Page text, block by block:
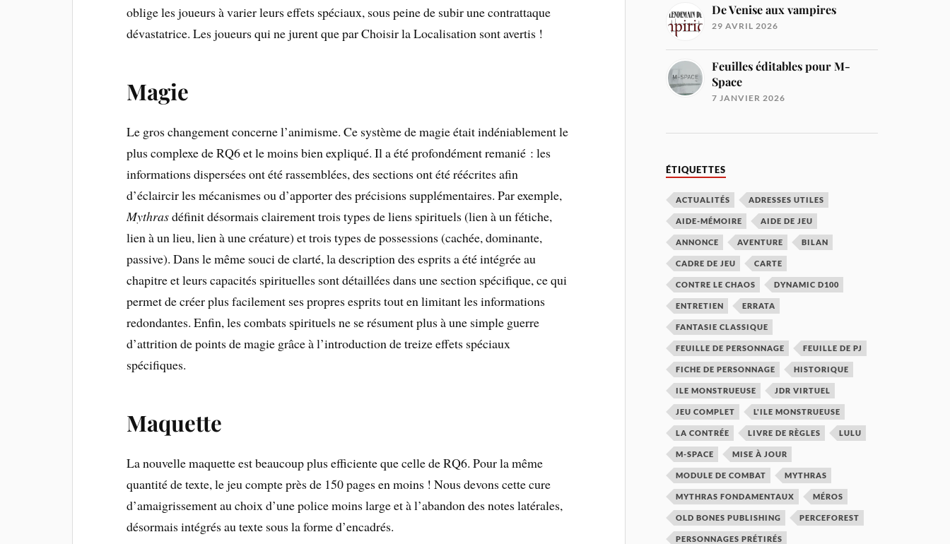
oblige les joueurs à varier leurs effets spéciaux, sous peine de subir une contrattaque
dévastatrice. Les joueurs qui ne jurent que par Choisir la Localisation sont avertis !
Magie
Le gros changement concerne l’animisme. Ce système de magie était indéniablement le
plus complexe de RQ6 et le moins bien expliqué. Il a été profondément remanié : les
informations dispersées ont été rassemblées, des sections ont été réécrites afin
d’éclaircir les mécanismes ou d’apporter des précisions supplémentaires. Par exemple,
Mythrasdéfinit désormais clairement trois types de liens spirituels (lien à un fétiche,
lien à un lieu, lien à une créature) et trois types de possessions (cachée, dominante,
passive). Dans le même souci de clarté, la description des esprits a été intégrée au
chapitre et leurs capacités spirituelles sont détaillées dans une section spécifique, ce qui
permet de créer plus facilement ses propres esprits tout en limitant les informations
redondantes. Enfin, les combats spirituels ne se résument plus à une simple guerre
d’attrition de points de magie grâce à l’introduction de treize effets spéciaux
spécifiques.
Maquette
La nouvelle maquette est beaucoup plus efficiente que celle de RQ6. Pour la même
quantité de texte, le jeu compte près de 150 pages en moins ! Nous devons cette cure
d’amaigrissement au choix d’une police moins large et à l’abandon des notes latérales,
désormais intégrés au texte sous la forme d’encadrés.
De Venise aux vampires
29 AVRIL 2026
Feuilles éditables pour M-
Space
7 JANVIER 2026
ÉTIQUETTES
ACTUALITÉS ADRESSES UTILES
AIDE-MÉMOIRE AIDE DE JEU
ANNONCE AVENTURE BILAN
CADRE DE JEU CARTE
CONTRE LE CHAOS DYNAMIC D100
ENTRETIEN ERRATA
FANTASIE CLASSIQUE
FEUILLE DE PERSONNAGE FEUILLE DE PJ
FICHE DE PERSONNAGE HISTORIQUE
ILE MONSTRUEUSE JDR VIRTUEL
JEU COMPLET L'ILE MONSTRUEUSE
LA CONTRÉE LIVRE DE RÈGLES LULU
M-SPACE MISE À JOUR
MODULE DE COMBAT MYTHRAS
MYTHRAS FONDAMENTAUX MÉROS
OLD BONES PUBLISHING PERCEFOREST
PERSONNAGES PRÉTIRÉS